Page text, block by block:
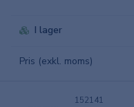
I lager
Pris (exkl. moms)
152141